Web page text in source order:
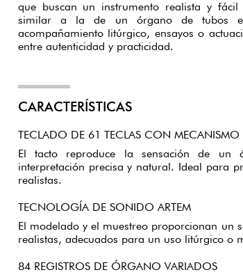
que buscan un instrumento realista y
similar a la de un órgano de tubos
acompañamiento litúrgico, ensayos o
entre autenticidad y practicidad.
CARACTERÍSTICAS
TECLADO DE 61 TECLAS CON
El tacto reproduce la sensación de un
interpretación precisa y natural. Ideal para
realistas.
TECNOLOGÍA DE SONIDO ARTEM
El modelado y el muestreo proporcionan un
realistas, adecuados para un uso litúrgico o
84 REGISTROS DE ÓRGANO VARIADOS